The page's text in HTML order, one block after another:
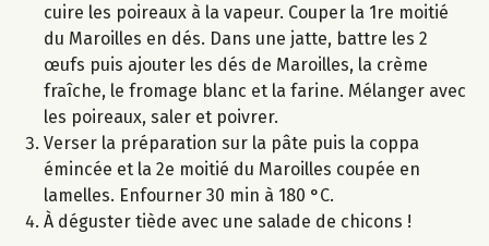
cuire les poireaux à la vapeur. Couper la 1re moitié
du Maroilles en dés. Dans une jatte, battre les 2
œufs puis ajouter les dés de Maroilles, la crème
fraîche, le fromage blanc et la farine. Mélanger avec
les poireaux, saler et poivrer.
Verser la préparation sur la pâte puis la coppa
émincée et la 2e moitié du Maroilles coupée en
lamelles. Enfourner 30 min à 180 °C.
À déguster tiède avec une salade de chicons !